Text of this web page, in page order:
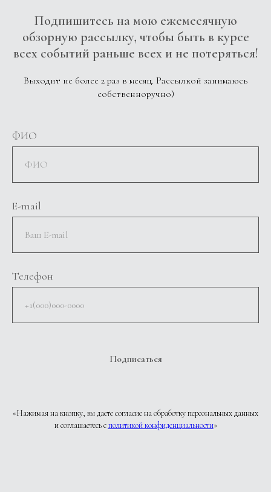
Подпишитесь на мою ежемесячную
обзорную рассылку, чтобы быть в курсе
всех событий раньше всех и не потеряться!
Выходит не более 2 раз в месяц. Рассылкой занимаюсь
собственноручно)
ФИО
E-mail
Телефон
Подписаться
«Нажимая на кнопку, вы даете согласие на обработку персональных данных
и соглашаетесь cполитикой конфиденциальности»